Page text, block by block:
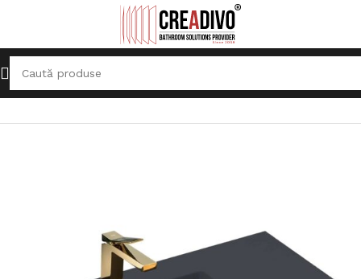
Prima pagină Lavoare Lavoar pe blat